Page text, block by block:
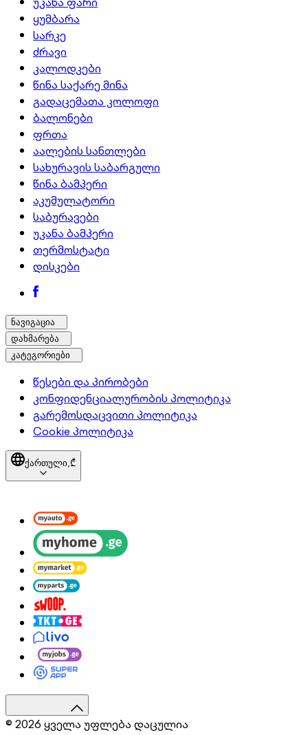
ყუმბარა
სარკე
ძრავი
კალოდკები
წინა საქარე მინა
გადაცემათა კოლოფი
ბალონები
ფრთა
აალების სანთლები
სახურავის საბარგული
წინა ბამპერი
აკუმულატორი
საბურავები
უკანა ბამპერი
თერმოსტატი
დისკები
ნავიგაცია
დახმარება
კატეგორიები
წესები და პირობები
კონფიდენციალურობის პოლიტიკა
გარემოსდაცვითი პოლიტიკა
Cookie პოლიტიკა
ქართული, ₾
© 2026 ყველა უფლება დაცულია